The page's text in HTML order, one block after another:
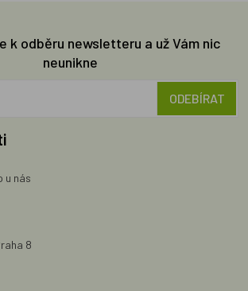
k odběru newsletteru a už Vám nic
neunikne
ODEBÍRAT
u nás
8